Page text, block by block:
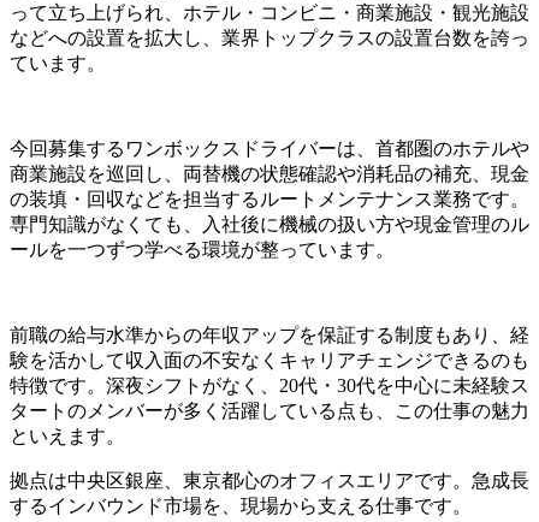
って立ち上げられ、ホテル・コンビニ・商業施設・観光施設
などへの設置を拡大し、業界トップクラスの設置台数を誇っ
ています。
今回募集するワンボックスドライバーは、首都圏のホテルや
商業施設を巡回し、両替機の状態確認や消耗品の補充、現金
の装填・回収などを担当するルートメンテナンス業務です。
専門知識がなくても、入社後に機械の扱い方や現金管理のル
ールを一つずつ学べる環境が整っています。
前職の給与水準からの年収アップを保証する制度もあり、経
験を活かして収入面の不安なくキャリアチェンジできるのも
特徴です。深夜シフトがなく、20代・30代を中心に未経験ス
タートのメンバーが多く活躍している点も、この仕事の魅力
といえます。
拠点は中央区銀座、東京都心のオフィスエリアです。急成長
するインバウンド市場を、現場から支える仕事です。